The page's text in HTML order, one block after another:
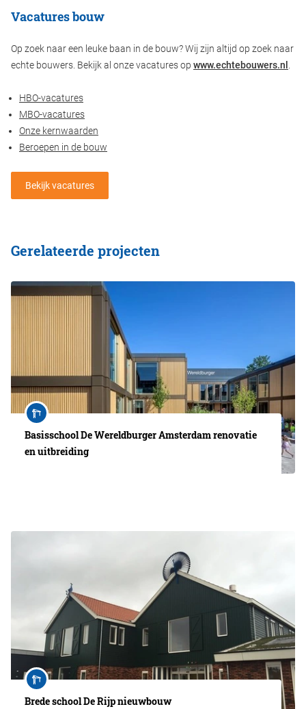
Vacatures bouw
Op zoek naar een leuke baan in de bouw? Wij zijn altijd op zoek naar
echte bouwers. Bekijk al onze vacatures op www.echtebouwers.nl
HBO-vacatures
MBO-vacatures
Onze kernwaarden
Beroepen in de bouw
Bekijk vacatures
Gerelateerde projecten
Basisschool De Wereldburger Amsterdam renovatie
en uitbreiding
Brede school De Rijp nieuwbouw